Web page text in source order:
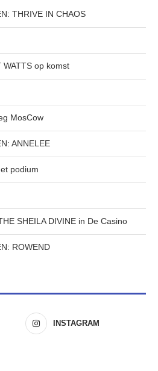
THRIVE IN CHAOS
WATTS op komst
MosCow
ANNELEE
podium
SHEILA DIVINE in De Casino
ROWEND
INSTAGRAM